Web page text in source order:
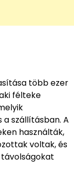
több ezer
félteke
szállításban. A
használták,
voltak, és